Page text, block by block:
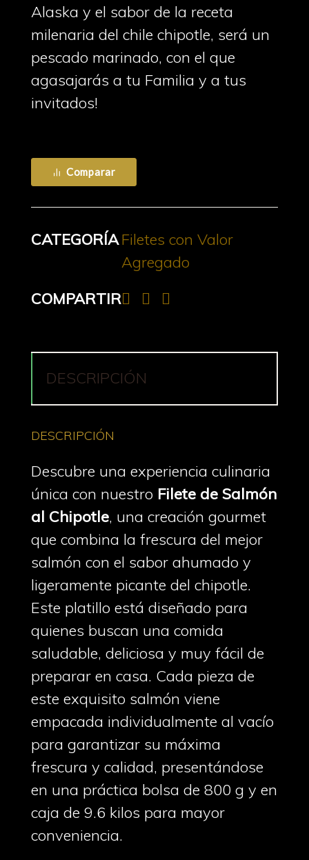
Alaska y el sabor de la receta
milenaria del chile chipotle, será un
pescado marinado, con el que
agasajarás a tu Familia y a tus
invitados!
Comparar
CATEGORÍAFiletes con Valor
Agregado
COMPARTIR
DESCRIPCIÓN
DESCRIPCIÓN
Descubre una experiencia culinaria
única con nuestro Filete de Salmón
al Chipotle, una creación gourmet
que combina la frescura del mejor
salmón con el sabor ahumado y
ligeramente picante del chipotle.
Este platillo está diseñado para
quienes buscan una comida
saludable, deliciosa y muy fácil de
preparar en casa. Cada pieza de
este exquisito salmón viene
empacada individualmente al vacío
para garantizar su máxima
frescura y calidad, presentándose
en una práctica bolsa de 800 g y en
caja de 9.6 kilos para mayor
conveniencia.